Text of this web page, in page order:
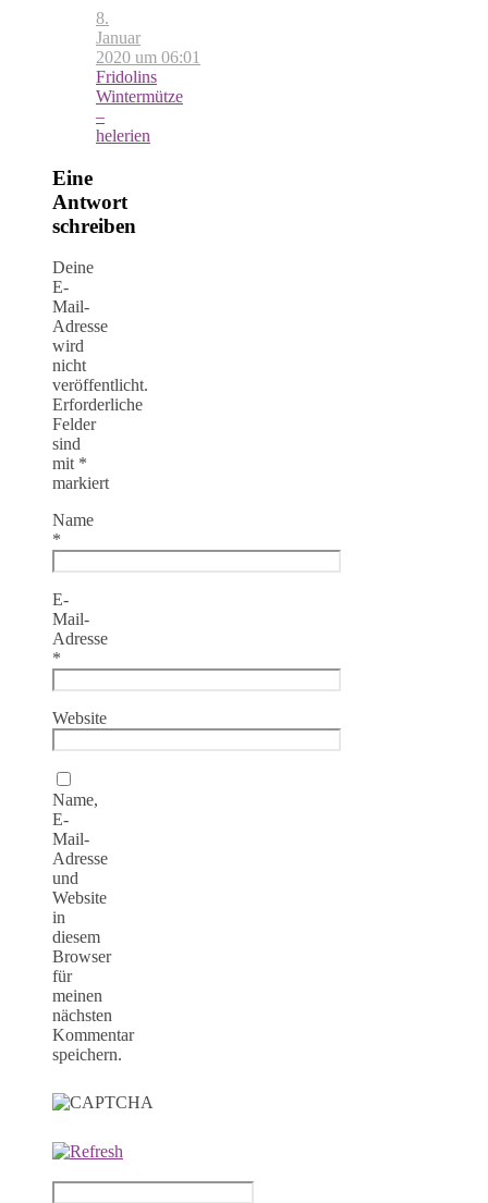
8.
Januar
2020 um 06:01
Fridolins
Wintermütze
–
helerien
Eine
Antwort
schreiben
Deine
E-
Mail-
Adresse
wird
nicht
veröffentlicht.
Erforderliche
Felder
sind
mit *
markiert
Name
*
E-
Mail-
Adresse
*
Website
Name,
E-
Mail-
Adresse
und
Website
in
diesem
Browser
für
meinen
nächsten
Kommentar
speichern.